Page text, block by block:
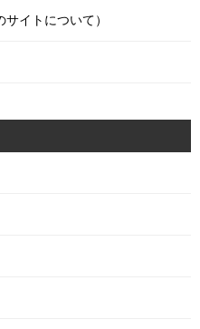
イトについて）